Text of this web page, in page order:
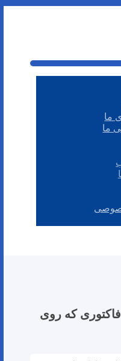
ما
ما
هزینه درمان رباط صلیبی + 5 فاکتوری که روی